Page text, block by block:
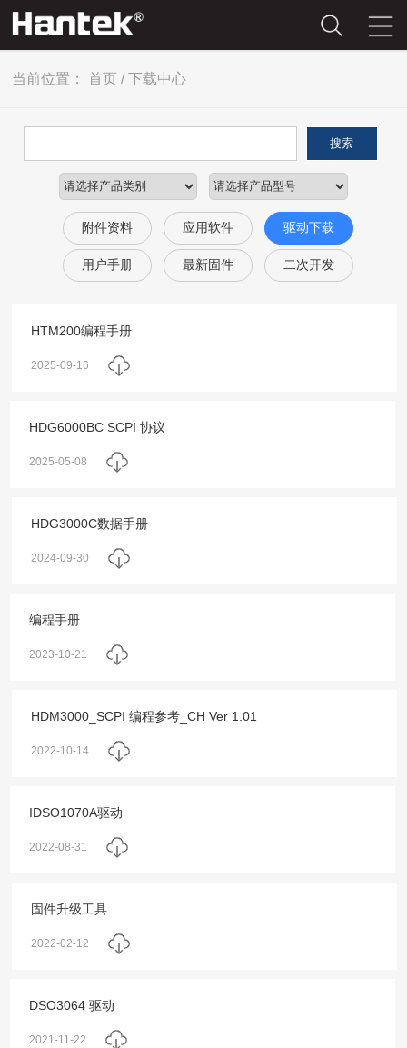
当前位置： 首页 /下载中心
搜索
附件资料 应用软件 驱动下载
用户手册 最新固件 二次开发
HTM200编程手册
2025-09-16
HDG6000BC SCPI 协议
2025-05-08
HDG3000C数据手册
2024-09-30
编程手册
2023-10-21
HDM3000_SCPI 编程参考_CH Ver 1.01
2022-10-14
IDSO1070A驱动
2022-08-31
固件升级工具
2022-02-12
DSO3064 驱动
2021-11-22